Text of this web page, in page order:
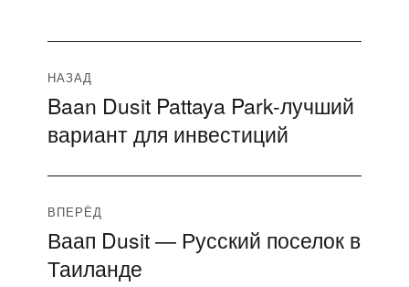
Навигация
по
записям
НАЗАД
Предыдущая
запись:
Baan Dusit Pattaya Park-лучший
вариант для инвестиций
ВПЕРЁД
Следующая
запись:
Ваап Dusit — Русский поселок в
Таиланде